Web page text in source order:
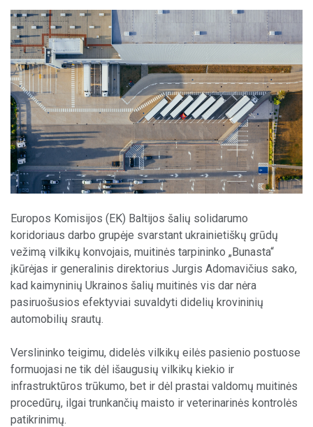
Europos Komisijos (EK) Baltijos šalių solidarumo
koridoriaus darbo grupėje svarstant ukrainietiškų grūdų
vežimą vilkikų konvojais, muitinės tarpininko „Bunasta“
įkūrėjas ir generalinis direktorius Jurgis Adomavičius sako,
kad kaimyninių Ukrainos šalių muitinės vis dar nėra
pasiruošusios efektyviai suvaldyti didelių krovininių
automobilių srautų.
Verslininko teigimu, didelės vilkikų eilės pasienio postuose
formuojasi ne tik dėl išaugusių vilkikų kiekio ir
infrastruktūros trūkumo, bet ir dėl prastai valdomų muitinės
procedūrų, ilgai trunkančių maisto ir veterinarinės kontrolės
patikrinimų.